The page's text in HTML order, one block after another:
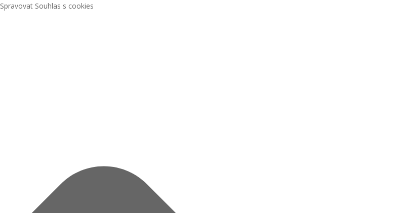
Spravovat Souhlas s cookies